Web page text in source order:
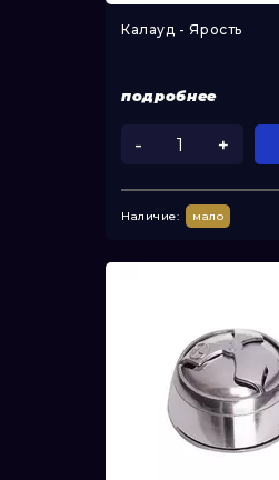
Калауд - Ярость
подробнее
- +
Наличие: мало